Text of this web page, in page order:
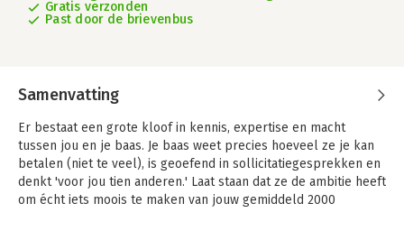
Gratis verzonden
Past door de brievenbus
Samenvatting
Er bestaat een grote kloof in kennis, expertise en macht
tussen jou en je baas. Je baas weet precies hoeveel ze je kan
betalen (niet te veel), is geoefend in sollicitatiegesprekken en
denkt 'voor jou tien anderen.' Laat staan dat ze de ambitie heeft
om écht iets moois te maken van jouw gemiddeld 2000